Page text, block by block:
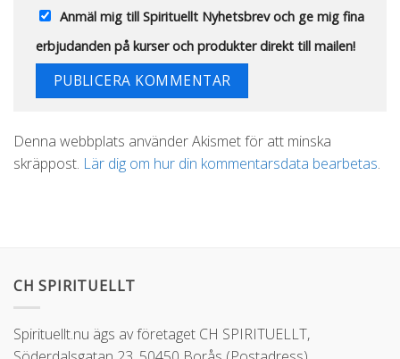
Anmäl mig till Spirituellt Nyhetsbrev och ge mig fina
erbjudanden på kurser och produkter direkt till mailen!
Denna webbplats använder Akismet för att minska
skräppost. Lär dig om hur din kommentarsdata bearbetas.
CH SPIRITUELLT
Spirituellt.nu ägs av företaget CH SPIRITUELLT,